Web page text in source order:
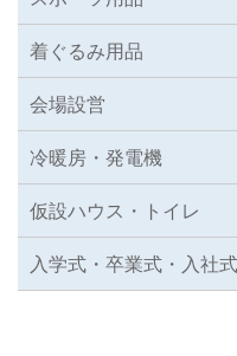
着ぐるみ用品
会場設営
冷暖房・発電機
仮設ハウス・トイレ
入学式・卒業式・入社